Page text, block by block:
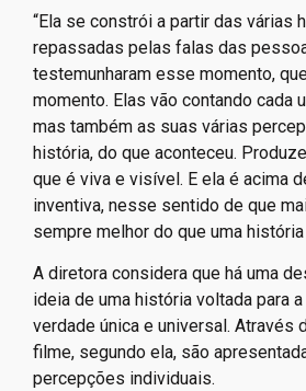
ocidental do homem branco. De
não é uma memória estanque.
“Ela se constrói a partir das várias
repassadas pelas falas das
testemunharam esse momento,
momento. Elas vão contando cada
mas também as suas várias
história, do que aconteceu.
inventiva, nesse sentido de que
sempre melhor do que uma história
A diretora considera que há uma
ideia de uma história voltada para a